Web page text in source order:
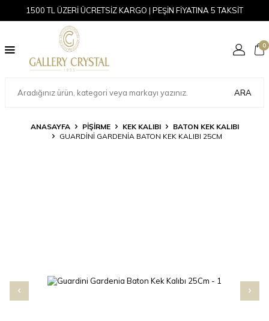
1500 TL ÜZERİ ÜCRETSİZ KARGO | PEŞİN FİYATINA 5 TAKSİT
ARA
0
ANASAYFA PİŞİRME KEK KALIBI
BATON KEK KALIBI
GUARDINI GARDENIA BATON KEK KALIBI 25CM